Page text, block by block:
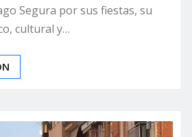
Segura por sus fiestas, su
cultural y…